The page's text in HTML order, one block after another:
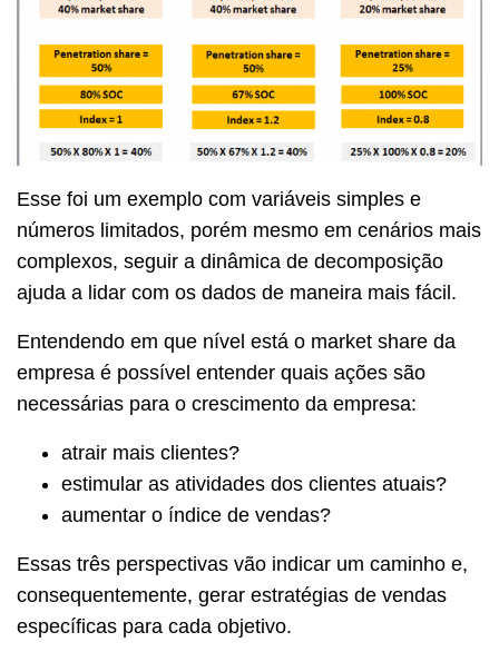
Esse foi um exemplo com variáveis simples e
números limitados, porém mesmo em cenários mais
complexos, seguir a dinâmica de decomposição
ajuda a lidar com os dados de maneira mais fácil.
Entendendo em que nível está o market share da
empresa é possível entender quais ações são
necessárias para o crescimento da empresa:
atrair mais clientes?
estimular as atividades dos clientes atuais?
aumentar o índice de vendas?
Essas três perspectivas vão indicar um caminho e,
consequentemente, gerar estratégias de vendas
específicas para cada objetivo.